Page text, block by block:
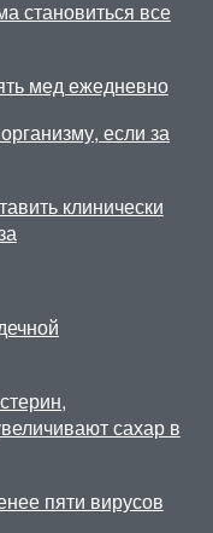
становиться все
мед ежедневно
если за
клинически
сахар в
пяти вирусов